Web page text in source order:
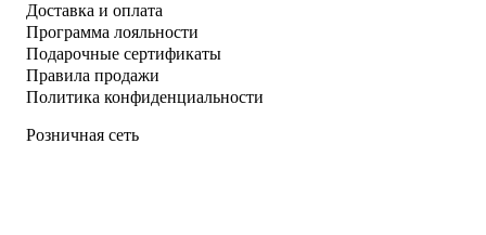
Доставка и оплата
Программа лояльности
Подарочные сертификаты
Правила продажи
Политика конфиденциальности
Розничная сеть